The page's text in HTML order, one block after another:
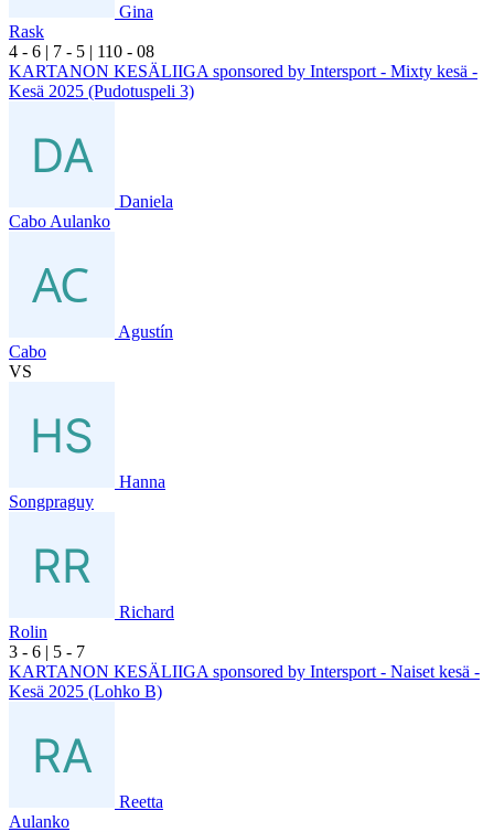
Gina
Rask
4 - 6 | 7 - 5 | 110 - 08
KARTANON KESÄLIIGA sponsored by Intersport - Mixty kesä -
Kesä 2025 (Pudotuspeli 3)
Daniela
Cabo Aulanko
Agustín
Cabo
VS
Hanna
Songpraguy
Richard
Rolin
3 - 6 | 5 - 7
KARTANON KESÄLIIGA sponsored by Intersport - Naiset kesä -
Kesä 2025 (Lohko B)
Reetta
Aulanko